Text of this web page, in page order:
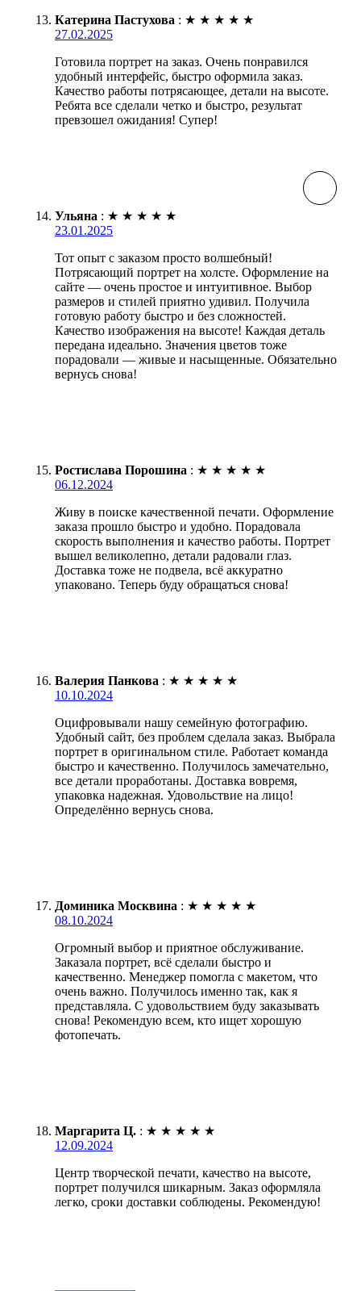
Катерина Пастухова : ★ ★ ★ ★ ★
27.02.2025
Готовила портрет на заказ. Очень понравился
удобный интерфейс, быстро оформила заказ.
Качество работы потрясающее, детали на высоте.
Ребята все сделали четко и быстро, результат
превзошел ожидания! Супер!
Ульяна : ★ ★ ★ ★ ★
23.01.2025
Тот опыт с заказом просто волшебный!
Потрясающий портрет на холсте. Оформление на
сайте — очень простое и интуитивное. Выбор
размеров и стилей приятно удивил. Получила
готовую работу быстро и без сложностей.
Качество изображения на высоте! Каждая деталь
передана идеально. Значения цветов тоже
порадовали — живые и насыщенные. Обязательно
вернусь снова!
Ростислава Порошина : ★ ★ ★ ★ ★
06.12.2024
Живу в поиске качественной печати. Оформление
заказа прошло быстро и удобно. Порадовала
скорость выполнения и качество работы. Портрет
вышел великолепно, детали радовали глаз.
Доставка тоже не подвела, всё аккуратно
упаковано. Теперь буду обращаться снова!
Валерия Панкова : ★ ★ ★ ★ ★
10.10.2024
Оцифровывали нашу семейную фотографию.
Удобный сайт, без проблем сделала заказ. Выбрала
портрет в оригинальном стиле. Работает команда
быстро и качественно. Получилось замечательно,
все детали проработаны. Доставка вовремя,
упаковка надежная. Удовольствие на лицо!
Определённо вернусь снова.
Доминика Москвина : ★ ★ ★ ★ ★
08.10.2024
Огромный выбор и приятное обслуживание.
Заказала портрет, всё сделали быстро и
качественно. Менеджер помогла с макетом, что
очень важно. Получилось именно так, как я
представляла. С удовольствием буду заказывать
снова! Рекомендую всем, кто ищет хорошую
фотопечать.
Маргарита Ц. : ★ ★ ★ ★ ★
12.09.2024
Центр творческой печати, качество на высоте,
портрет получился шикарным. Заказ оформляла
легко, сроки доставки соблюдены. Рекомендую!